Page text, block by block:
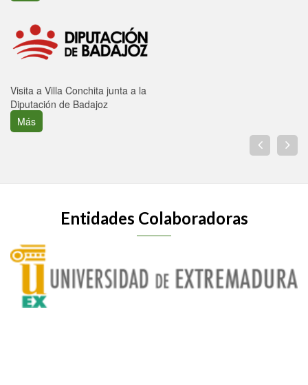
Visita a Villa Conchita junta a la
Diputación de Badajoz
Más
Entidades Colaboradoras